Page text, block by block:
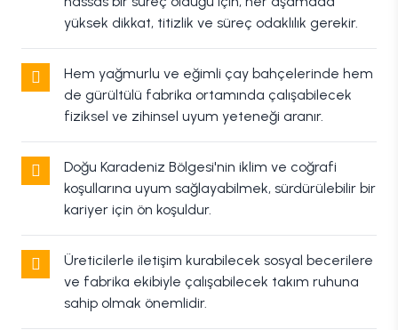
yüksek dikkat, titizlik ve süreç odaklılık gerekir.
Hem yağmurlu ve eğimli çay bahçelerinde hem
de gürültülü fabrika ortamında çalışabilecek
fiziksel ve zihinsel uyum yeteneği aranır.
Doğu Karadeniz Bölgesi'nin iklim ve coğrafi
koşullarına uyum sağlayabilmek, sürdürülebilir bir
kariyer için ön koşuldur.
Üreticilerle iletişim kurabilecek sosyal becerilere
ve fabrika ekibiyle çalışabilecek takım ruhuna
sahip olmak önemlidir.